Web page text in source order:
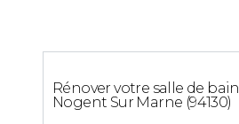
Rénover votre salle de bain
Nogent Sur Marne (94130)